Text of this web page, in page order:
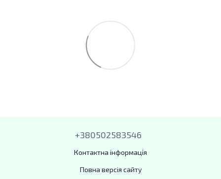
+380502583546
Контактна інформація
Повна версія сайту